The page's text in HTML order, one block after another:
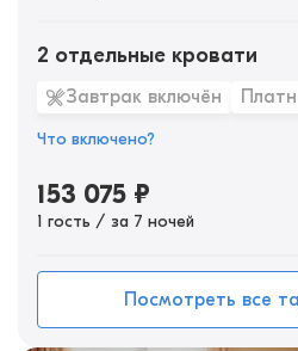
2 отдельные кровати
Завтрак включён
Что включено?
153 075 ₽
1 гость / за 7 ночей
Посмотреть все